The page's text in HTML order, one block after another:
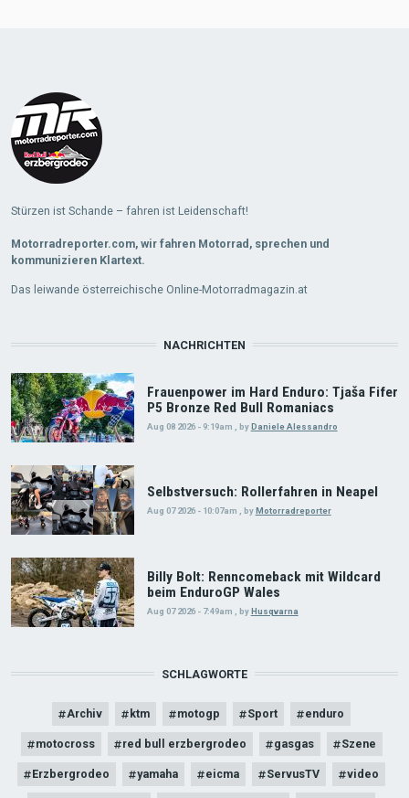
Stürzen ist Schande – fahren ist Leidenschaft!
Motorradreporter.com, wir fahren Motorrad, sprechen und
kommunizieren Klartext.
Das leiwande österreichische Online-Motorradmagazin.at
NACHRICHTEN
Frauenpower im Hard Enduro: Tjaša Fifer
P5 Bronze Red Bull Romaniacs
Aug 08 2026 - 9:19am byDaniele Alessandro
Selbstversuch: Rollerfahren in Neapel
Aug 07 2026 - 10:07am , byMotorradreporter
Billy Bolt: Renncomeback mit Wildcard
beim EnduroGP Wales
Aug 07 2026 - 7:49am byHusqvarna
SCHLAGWORTE
Archiv ktm motogp Sport enduro
motocross red bull erzbergrodeo gasgas Szene
Erzbergrodeo yamaha eicma ServusTV video